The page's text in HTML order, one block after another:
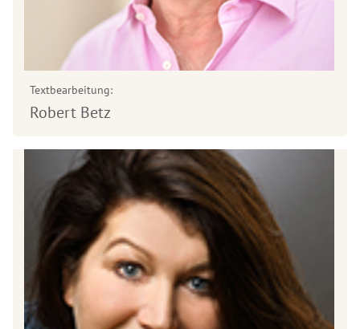
Textbearbeitung:
Robert Betz